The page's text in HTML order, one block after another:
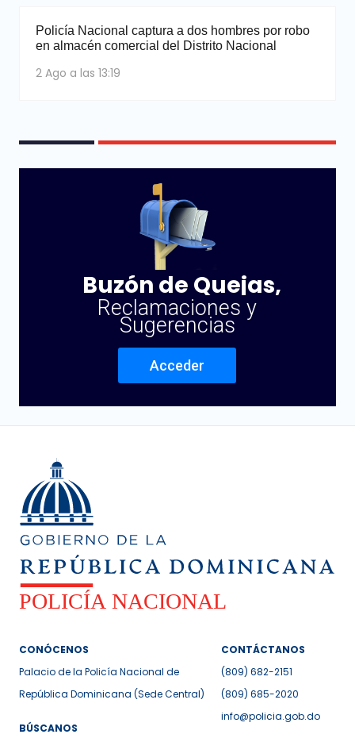
Policía Nacional captura a dos hombres por robo
en almacén comercial del Distrito Nacional
2 Ago a las 13:19
Buzón de Quejas,
Reclamaciones y
Sugerencias
Acceder
CONÓCENOS
Palacio de la Policía Nacional de
República Dominicana (Sede Central)
BÚSCANOS
CONTÁCTANOS
(809) 682-2151
(809) 685-2020
info@policia.gob.do